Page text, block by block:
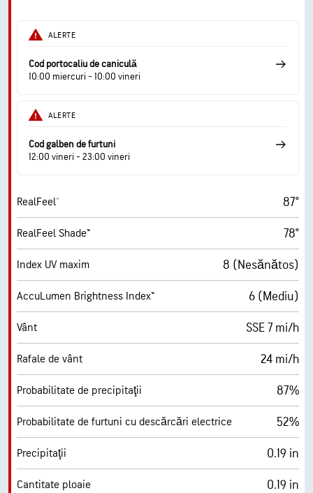
ALERTE
Cod portocaliu de caniculă
10:00 miercuri - 10:00 vineri
ALERTE
Cod galben de furtuni
12:00 vineri - 23:00 vineri
RealFeel® 87°
RealFeel Shade™ 78°
Index UV maxim 8 (Nesănătos)
AccuLumen Brightness Index™ 6 (Mediu)
Vânt SSE 7 mi/h
Rafale de vânt 24 mi/h
Probabilitate de precipitaţii 87%
Probabilitate de furtuni cu descărcări electrice 52%
Precipitaţii 0.19 in
Cantitate ploaie 0.19 in